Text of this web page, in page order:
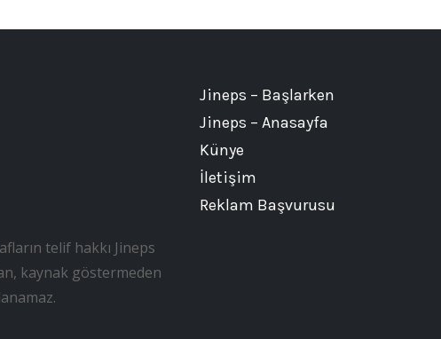
telif hakkı Jineps
kaynak göstermeden
Jineps – Başlarken
Jineps – Anasayfa
Künye
İletişim
Reklam Başvurusu